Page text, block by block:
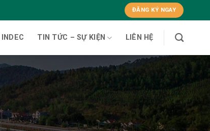
ĐĂNG KÝ NGAY
TIN TỨC – SỰ KIỆN LIÊN HỆ